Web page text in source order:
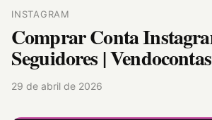
INSTAGRAM
Comprar Conta
Seguidores | Vendocontas
29 de abril de 2026